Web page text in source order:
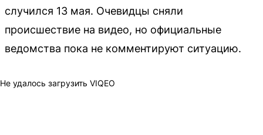
случился 13 мая. Очевидцы сняли
происшествие на видео, но официальные
ведомства пока не комментируют ситуацию.
Не удалось загрузить VIQEO